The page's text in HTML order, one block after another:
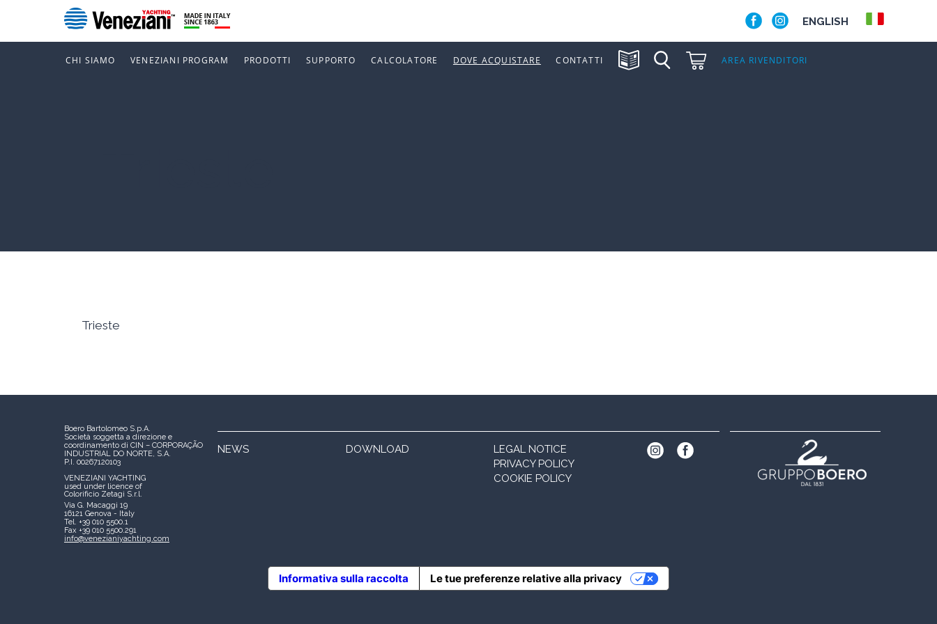
ENGLISH
CHI SIAMO VENEZIANI PROGRAM PRODOTTI SUPPORTO CALCOLATORE DOVE ACQUISTARE CONTATTI AREA RIVENDITORI
Trieste
Boero Bartolomeo S.p.A.
Società soggetta a direzione e
coordinamento di CIN – CORPORAÇÃO
INDUSTRIAL DO NORTE, S.A.
P.I. 00267120103
VENEZIANI YACHTING
used under licence of
Colorificio Zetagi S.r.l.
Via G. Macaggi 19
16121 Genova - Italy
Tel. +39 010 5500.1
Fax +39 010 5500.291
info@venezianiyachting.com
NEWS DOWNLOAD
LEGAL NOTICE
PRIVACY POLICY
COOKIE POLICY
Informativa sulla raccolta Le tue preferenze relative alla privacy